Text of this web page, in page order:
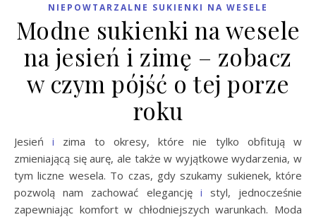
NIEPOWTARZALNE SUKIENKI NA WESELE
Modne sukienki na wesele
na jesień i zimę – zobacz
w czym pójść o tej porze
roku
Jesieńi zima to okresy, które nie tylko obfitują w
zmieniającą się aurę, ale także w wyjątkowe wydarzenia, w
tym liczne wesela. To czas, gdy szukamy sukienek, które
pozwolą nam zachować elegancję i styl, jednocześnie
zapewniając komfort w chłodniejszych warunkach. Moda